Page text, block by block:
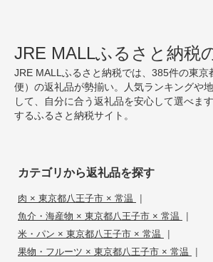
JRE MALLふるさと納税
JRE MALLふるさと納税では、385件の東京
便）の返礼品が勢揃い。人気ランキングや
して、自分に合う返礼品を安心して選べま
するふるさと納税サイト。
カテゴリから返礼品を探す
肉 × 東京都八王子市 × 常温 |
魚介・海産物 × 東京都八王子市 × 常温 |
米・パン × 東京都八王子市 × 常温 |
果物・フルーツ × 東京都八王子市 × 常温 |